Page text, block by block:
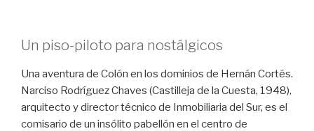
Un piso-piloto para nostálgicos
Una aventura de Colón en los dominios de Hernán Cortés.
Narciso Rodríguez Chaves (Castilleja de la Cuesta, 1948),
arquitecto y director técnico de Inmobiliaria del Sur, es el
comisario de un insólito pabellón en el centro de